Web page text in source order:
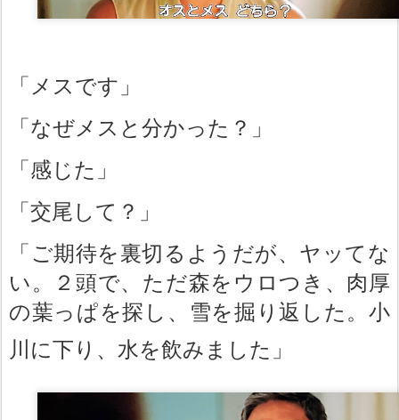
「メスです」
「なぜメスと分かった？」
「感じた」
「交尾して？」
「ご期待を裏切るようだが、ヤッてな
い。２頭で、ただ森をウロつき、肉厚
の葉っぱを探し、雪を掘り返した。小
川に下り、水を飲みました」